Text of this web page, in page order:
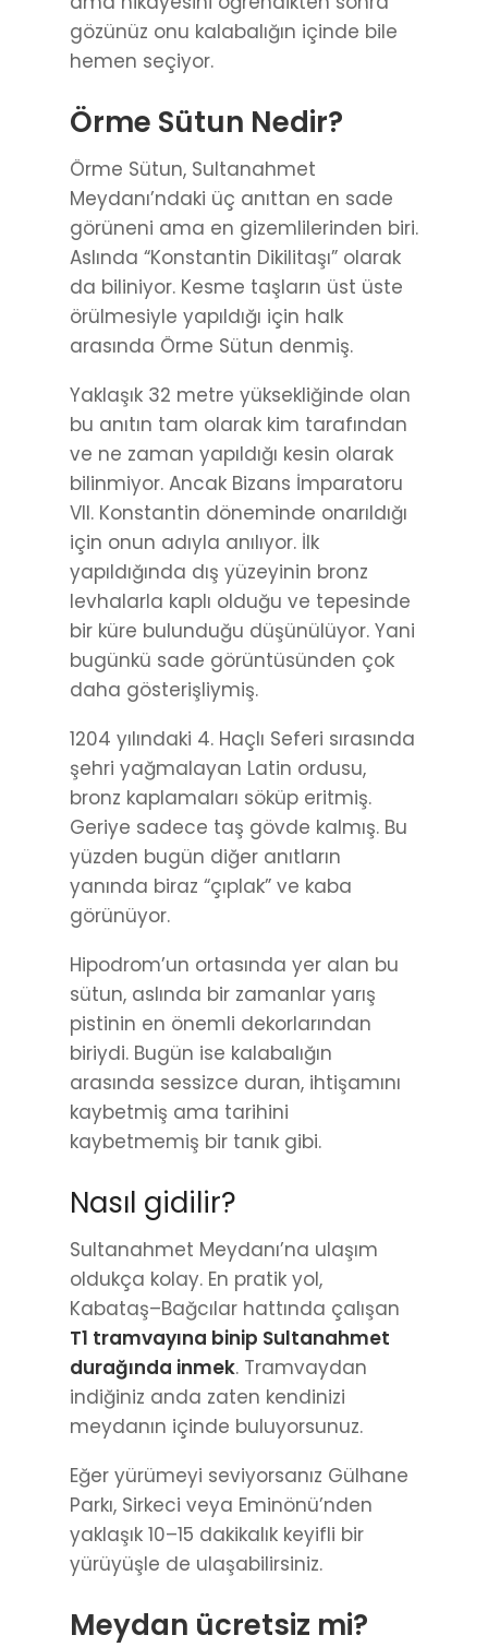
gözünüz onu kalabalığın içinde bile
hemen seçiyor.
Örme Sütun Nedir?
Örme Sütun, Sultanahmet
Meydanı’ndaki üç anıttan en sade
görüneni ama en gizemlilerinden biri.
Aslında “Konstantin Dikilitaşı” olarak
da biliniyor. Kesme taşların üst üste
örülmesiyle yapıldığı için halk
arasında Örme Sütun denmiş.
Yaklaşık 32 metre yüksekliğinde olan
bu anıtın tam olarak kim tarafından
ve ne zaman yapıldığı kesin olarak
bilinmiyor. Ancak Bizans İmparatoru
VII. Konstantin döneminde onarıldığı
için onun adıyla anılıyor. İlk
yapıldığında dış yüzeyinin bronz
levhalarla kaplı olduğu ve tepesinde
bir küre bulunduğu düşünülüyor. Yani
bugünkü sade görüntüsünden çok
daha gösterişliymiş.
1204 yılındaki 4. Haçlı Seferi sırasında
şehri yağmalayan Latin ordusu,
bronz kaplamaları söküp eritmiş.
Geriye sadece taş gövde kalmış. Bu
yüzden bugün diğer anıtların
yanında biraz “çıplak” ve kaba
görünüyor.
Hipodrom’un ortasında yer alan bu
sütun, aslında bir zamanlar yarış
pistinin en önemli dekorlarından
biriydi. Bugün ise kalabalığın
arasında sessizce duran, ihtişamını
kaybetmiş ama tarihini
kaybetmemiş bir tanık gibi.
Nasıl gidilir?
Sultanahmet Meydanı’na ulaşım
oldukça kolay. En pratik yol,
Kabataş–Bağcılar hattında çalışan
T1 tramvayına binip Sultanahmet
durağında inmek. Tramvaydan
indiğiniz anda zaten kendinizi
meydanın içinde buluyorsunuz.
Eğer yürümeyi seviyorsanız Gülhane
Parkı, Sirkeci veya Eminönü’nden
yaklaşık 10–15 dakikalık keyifli bir
yürüyüşle de ulaşabilirsiniz.
Meydan ücretsiz mi?